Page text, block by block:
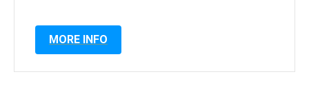
MORE INFO